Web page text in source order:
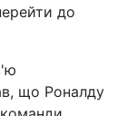
до
що Роналду